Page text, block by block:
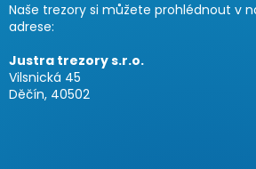
Naše trezory si můžete prohlédnout v
adrese:
Justra trezory s.r.o.
Vilsnická 45
Děčín, 40502